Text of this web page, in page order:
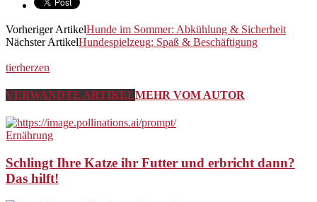
Vorheriger ArtikelHunde im Sommer: Abkühlung & Sicherheit
Nächster ArtikelHundespielzeug: Spaß & Beschäftigung
tierherzen
VERWANDTE ARTIKELMEHR VOM AUTOR
Ernährung
Schlingt Ihre Katze ihr Futter und erbricht dann?
Das hilft!